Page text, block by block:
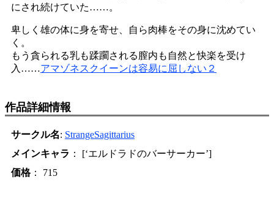
にされ続けていた……。
卑しく雄の体に身を寄せ、自ら肉棒をその身に沈めてい
く。
もう貪られる乳も蹂躙される膣内も自然と快楽を受け
入……アマゾネスクイーンは容易に屈しない２
作品詳細情報
サークル名: StrangeSagittarius
メインキャラ ： [‘エルドラドのバーサーカー’]
価格： 715